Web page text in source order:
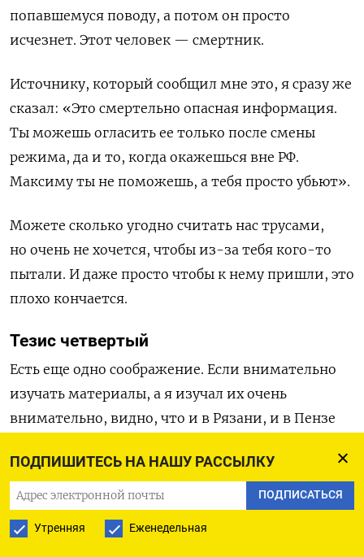
ПОДПИШИТЕСЬ НА НАШУ РАССЫЛКУ
ПОДПИСАТЬСЯ
Утренняя Еженедельная
попавшемуся поводу, а потом он просто
исчезнет. Этот человек — смертник.
Источнику, который сообщил мне это, я сразу же
сказал: «Это смертельно опасная информация.
Ты можешь огласить ее только после смены
режима, да и то, когда окажешься вне РФ.
Максиму ты не поможешь, а тебя просто убьют».
Можете сколько угодно считать нас трусами,
но очень не хочется, чтобы из-за тебя кого-то
пытали. И даже просто чтобы к нему пришли, это
плохо кончается.
Тезис четвертый
Есть еще одно соображение. Если внимательно
изучать материалы, а я изучал их очень
внимательно, видно, что и в Рязани, и в Пензе
обнаруживается и в свидетельских показаниях,
и в экспертизах, и в переписках. Этот человек,
а скорее всего, несколько, не установлен
следствием. И они вполне могли совершить то,